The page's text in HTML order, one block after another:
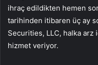
ihraç edildikten hemen
tarihinden itibaren üç ay
Securities, LLC, halka arz
hizmet veriyor.